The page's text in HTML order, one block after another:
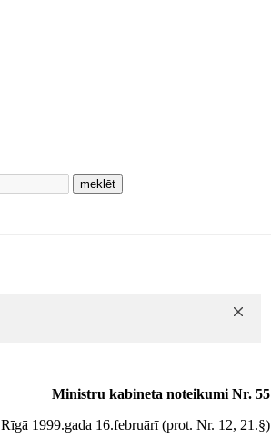
meklēt
Ministru kabineta noteikumi Nr. 55
Rīgā 1999.gada 16.februārī (prot. Nr. 12, 21.§)